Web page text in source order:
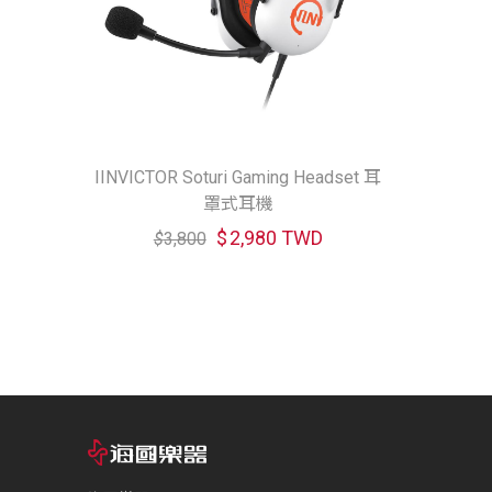
IINVICTOR Soturi Gaming Headset 耳
罩式耳機
$3,800 $2,980 TWD